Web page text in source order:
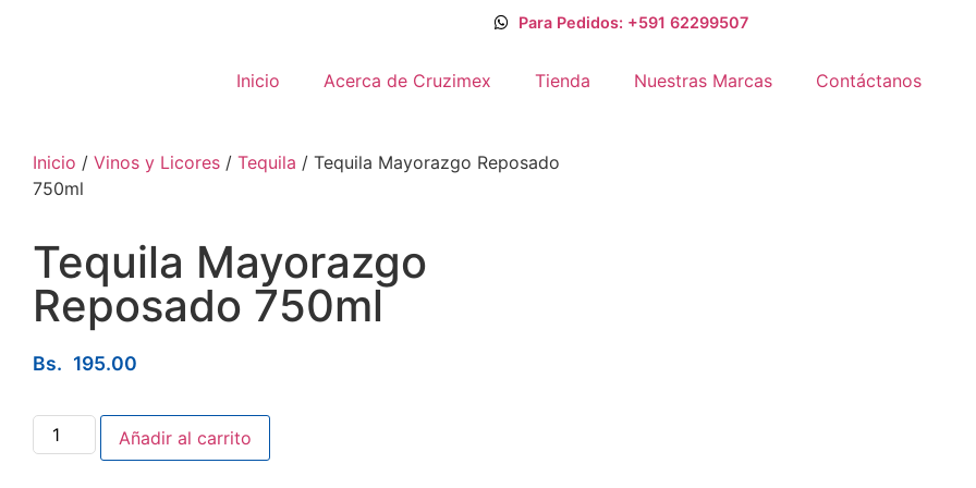
Para Pedidos: +591 62299507
Inicio Acerca de Cruzimex Tienda Nuestras Marcas Contáctanos
Inicio / Vinos y Licores / Tequila / Tequila Mayorazgo Reposado
750ml
Tequila Mayorazgo
Reposado 750ml
Bs. 195.00
Añadir al carrito